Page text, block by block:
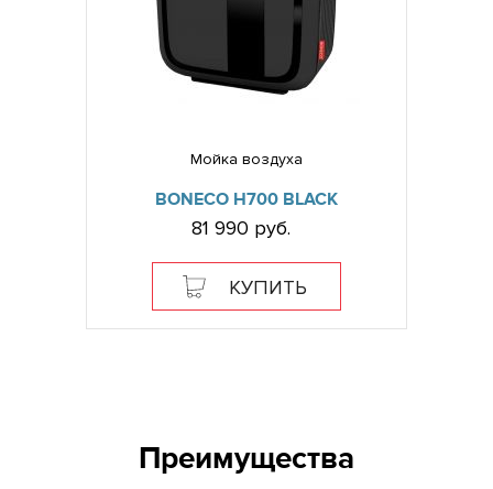
Мойка воздуха
BONECO H700 BLACK
81 990 руб.
КУПИТЬ
Преимущества